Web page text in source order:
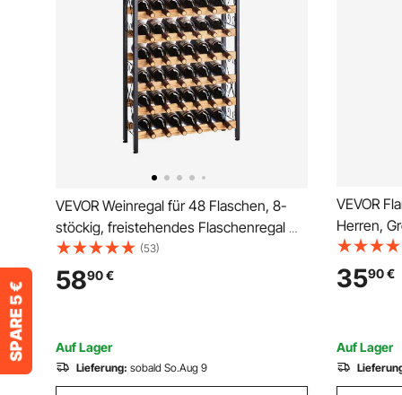
VEVOR Weinregal für 48 Flaschen, 8-
stöckig, freistehendes Flaschenregal mit
80 kg Gesamtbelastbarkeit &
verstellbaren Füßen,
Weinflaschenständer für Küche Bar,
(53)
5890€
Auf Lager
Lieferung: sobald So.Aug 9
VEVOR
Herren,
mehreren
3590€
Auf Lager